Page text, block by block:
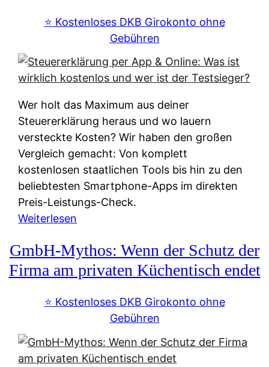
e
u
s
u
n
f
t
e
i
e
W
e
r
s
i
c
g
s
y
t
e
m
M
I
R
:
W
e
u
d
n
w
⭐️ Kostenloses DKB Girokonto ohne
Gebühren
Wer holt das Maximum aus deiner
Steuererklärung heraus und wo lauern
versteckte Kosten? Wir haben den großen
Vergleich gemacht: Von komplett
kostenlosen staatlichen Tools bis hin zu den
beliebtesten Smartphone-Apps im direkten
Preis-Leistungs-Check.
Weiterlesen
t
e
u
e
r
k
GmbH-Mythos: Wenn der Schutz der
Firma am privaten Küchentisch endet
⭐️ Kostenloses DKB Girokonto ohne
Gebühren